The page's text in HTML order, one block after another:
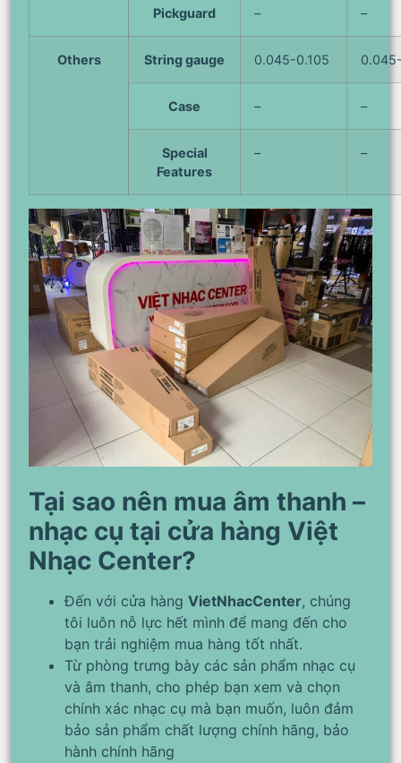
Pickguard – –
Others String gauge 0.045-0.105
Case – –
Special
Features
– –
Tại sao nên mua âm thanh –
nhạc cụ tại cửa hàng Việt
Nhạc Center?
Đến với cửa hàng VietNhacCenter, chúng
tôi luôn nỗ lực hết mình để mang đến cho
bạn trải nghiệm mua hàng tốt nhất.
Từ phòng trưng bày các sản phẩm nhạc cụ
và âm thanh, cho phép bạn xem và chọn
chính xác nhạc cụ mà bạn muốn, luôn đảm
bảo sản phẩm chất lượng chính hãng, bảo
hành chính hãng